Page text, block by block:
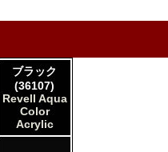
ブラック
(36107)
Revell Aqua
Color
Acrylic